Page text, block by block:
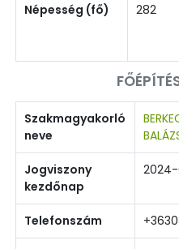
Népesség (fő) 282
Szakmagyakorló
neve
Jogviszony
kezdőnap
Telefonszám